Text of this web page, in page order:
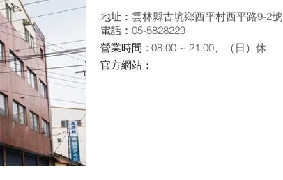
雲林縣古坑鄉西平村西平路9-2號
地址：
05-5828229
電話：
08:00 ~ 21:00、（日）休
營業時間：
官方網站：